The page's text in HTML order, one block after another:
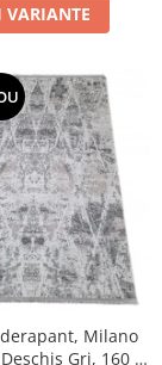
VARIANTE
Milano
Gri, 160 x